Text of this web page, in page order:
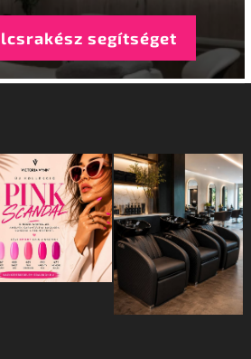
segítséget